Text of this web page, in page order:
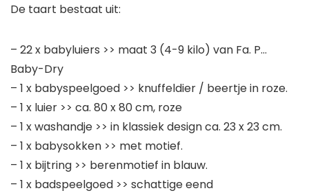
De taart bestaat uit:
– 22 x babyluiers >> maat 3 (4-9 kilo) van Fa. P…
Baby-Dry
– 1 x babyspeelgoed >> knuffeldier / beertje in roze.
– 1 x luier >> ca. 80 x 80 cm, roze
– 1 x washandje >> in klassiek design ca. 23 x 23 cm.
– 1 x babysokken >> met motief.
– 1 x bijtring >> berenmotief in blauw.
– 1 x badspeelgoed >> schattige eend